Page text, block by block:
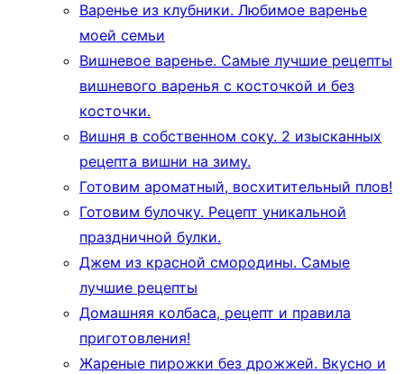
Варенье из клубники. Любимое варенье
моей семьи
Вишневое варенье. Самые лучшие рецепты
вишневого варенья с косточкой и без
косточки.
Вишня в собственном соку. 2 изысканных
рецепта вишни на зиму.
Готовим ароматный, восхитительный плов!
Готовим булочку. Рецепт уникальной
праздничной булки.
Джем из красной смородины. Самые
лучшие рецепты
Домашняя колбаса, рецепт и правила
приготовления!
Жареные пирожки без дрожжей. Вкусно и